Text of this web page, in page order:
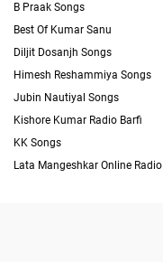
B Praak Songs
Best Of Kumar Sanu
Diljit Dosanjh Songs
Himesh Reshammiya Songs
Jubin Nautiyal Songs
Kishore Kumar Radio Barfi
KK Songs
Lata Mangeshkar Online Radio